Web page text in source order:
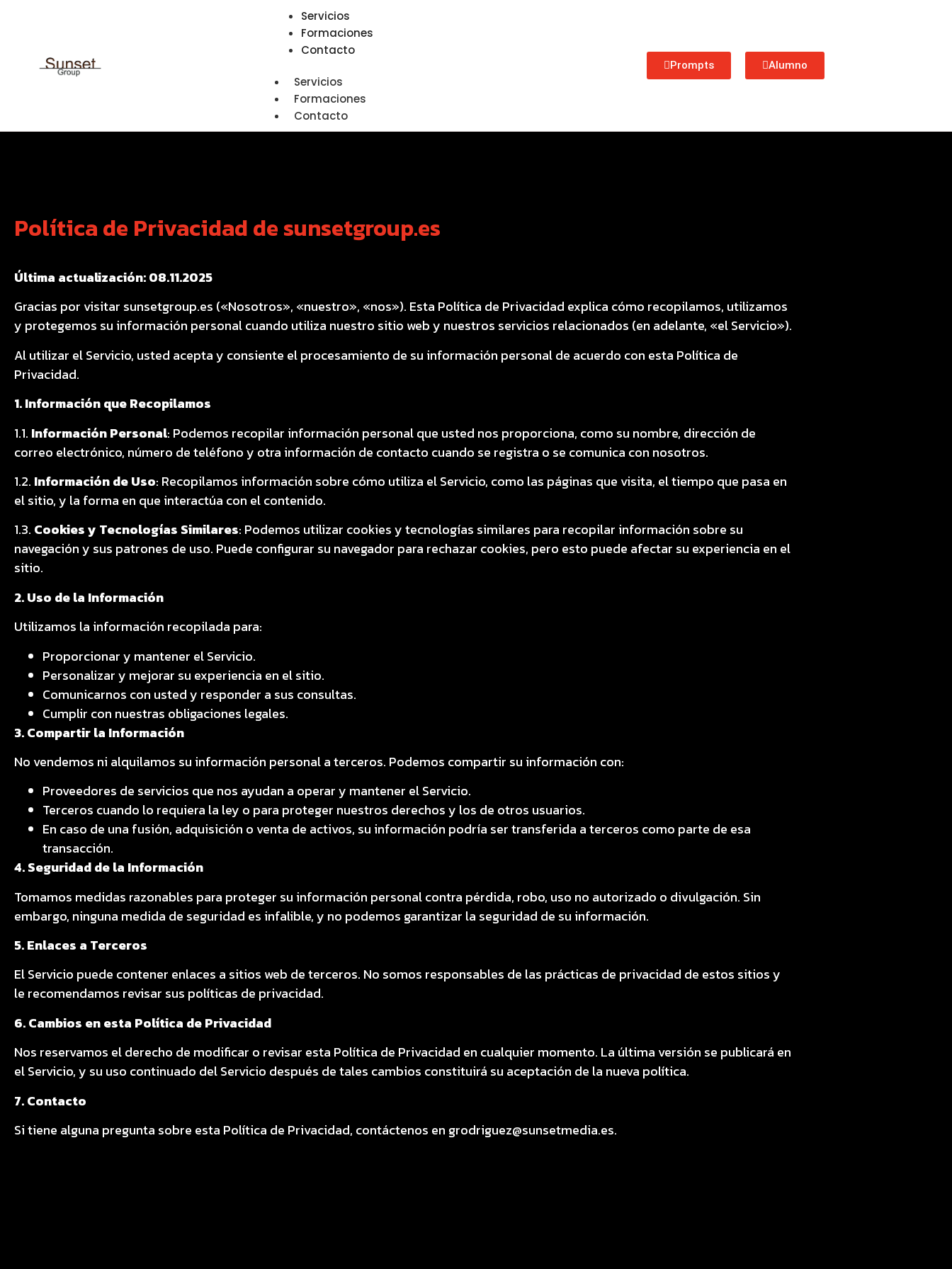
Servicios
Formaciones
Contacto
Servicios
Formaciones
Contacto
Prompts Alumno
Política de Privacidad de sunsetgroup.es
Última actualización: 08.11.2025
Gracias por visitar sunsetgroup.es («Nosotros», «nuestro», «nos»). Esta Política de Privacidad explica cómo recopilamos, utilizamos
y protegemos su información personal cuando utiliza nuestro sitio web y nuestros servicios relacionados (en adelante, «el Servicio»).
Al utilizar el Servicio, usted acepta y consiente el procesamiento de su información personal de acuerdo con esta Política de
Privacidad.
1. Información que Recopilamos
1.1. Información Personal: Podemos recopilar información personal que usted nos proporciona, como su nombre, dirección de
correo electrónico, número de teléfono y otra información de contacto cuando se registra o se comunica con nosotros.
1.2. Información de Uso: Recopilamos información sobre cómo utiliza el Servicio, como las páginas que visita, el tiempo que pasa en
el sitio, y la forma en que interactúa con el contenido.
1.3. Cookies y Tecnologías Similares: Podemos utilizar cookies y tecnologías similares para recopilar información sobre su
navegación y sus patrones de uso. Puede configurar su navegador para rechazar cookies, pero esto puede afectar su experiencia en el
sitio.
2. Uso de la Información
Utilizamos la información recopilada para:
Proporcionar y mantener el Servicio.
Personalizar y mejorar su experiencia en el sitio.
Comunicarnos con usted y responder a sus consultas.
Cumplir con nuestras obligaciones legales.
3. Compartir la Información
No vendemos ni alquilamos su información personal a terceros. Podemos compartir su información con:
Proveedores de servicios que nos ayudan a operar y mantener el Servicio.
Terceros cuando lo requiera la ley o para proteger nuestros derechos y los de otros usuarios.
En caso de una fusión, adquisición o venta de activos, su información podría ser transferida a terceros como parte de esa
transacción.
4. Seguridad de la Información
Tomamos medidas razonables para proteger su información personal contra pérdida, robo, uso no autorizado o divulgación. Sin
embargo, ninguna medida de seguridad es infalible, y no podemos garantizar la seguridad de su información.
5. Enlaces a Terceros
El Servicio puede contener enlaces a sitios web de terceros. No somos responsables de las prácticas de privacidad de estos sitios y
le recomendamos revisar sus políticas de privacidad.
6. Cambios en esta Política de Privacidad
Nos reservamos el derecho de modificar o revisar esta Política de Privacidad en cualquier momento. La última versión se publicará en
el Servicio, y su uso continuado del Servicio después de tales cambios constituirá su aceptación de la nueva política.
7. Contacto
Si tiene alguna pregunta sobre esta Política de Privacidad, contáctenos en grodriguez@sunsetmedia.es.